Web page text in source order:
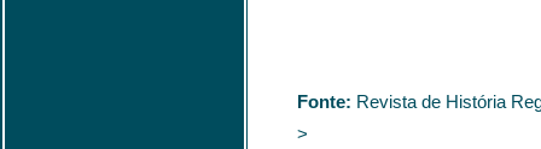
Fonte: Revista de História
>